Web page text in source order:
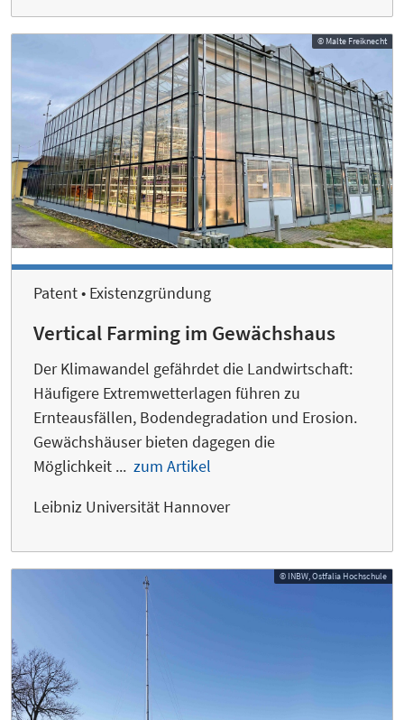
© Malte Freiknecht
Patent • Existenzgründung
Vertical Farming im Gewächshaus
Der Klimawandel gefährdet die Landwirtschaft:
Häufigere Extremwetterlagen führen zu
Ernteausfällen, Bodendegradation und Erosion.
Gewächshäuser bieten dagegen die
Möglichkeit ... zum Artikel
Leibniz Universität Hannover
© INBW, Ostfalia Hochschule